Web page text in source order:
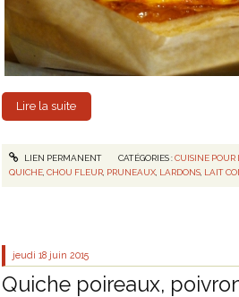
Lire la suite
LIEN PERMANENT CATÉGORIES :CUISINE POUR
QUICHE ,CHOU FLEUR PRUNEAUX LARDONS LAIT
jeudi 18 juin 2015
Quiche poireaux,